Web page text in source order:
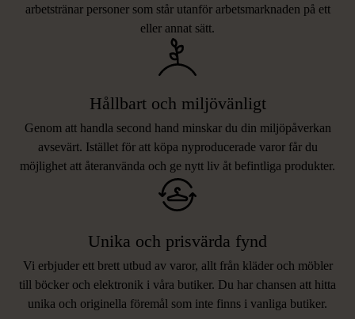
arbetstränar personer som står utanför arbetsmarknaden på ett
eller annat sätt.
Hållbart och miljövänligt
Genom att handla second hand minskar du din miljöpåverkan
avsevärt. Istället för att köpa nyproducerade varor får du
möjlighet att återanvända och ge nytt liv åt befintliga produkter.
Unika och prisvärda fynd
Vi erbjuder ett brett utbud av varor, allt från kläder och möbler
till böcker och elektronik i våra butiker. Du har chansen att hitta
unika och originella föremål som inte finns i vanliga butiker.
LIKNANDE PRODUKTER
Hitta produkter som påminner om denna